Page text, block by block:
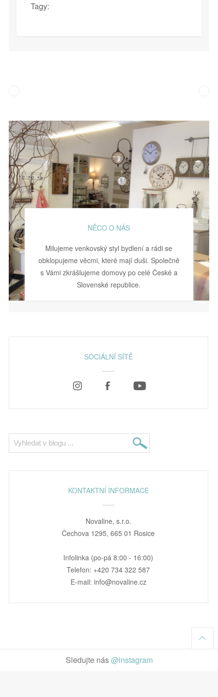
Tagy:
NĚCO O NÁS
Milujeme venkovský styl bydlení a rádi se
obklopujeme věcmi, které mají duši. Společně
s Vámi zkrášlujeme domovy po celé České a
Slovenské republice.
SOCIÁLNÍ SÍTĚ
KONTAKTNÍ INFORMACE
Novaline, s.r.o.
Čechova 1295, 665 01 Rosice
Infolinka (po-pá 8:00 - 16:00)
Telefon: +420 734 322 587
E-mail: info@novaline.cz
Sledujte nás@instagram